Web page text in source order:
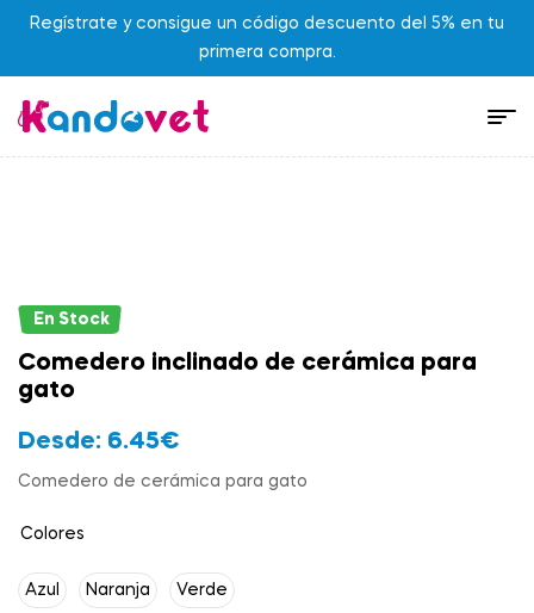
Regístrate y consigue un código descuento del 5% en tu
primera compra.
En Stock
Comedero inclinado de cerámica para
gato
Desde: 6.45€
Comedero de cerámica para gato
Colores
Azul Naranja Verde